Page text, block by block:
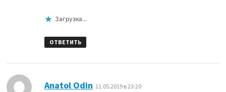
Загрузка...
ОТВЕТИТЬ
Anatol Odin 11.05.2019 в 23:20